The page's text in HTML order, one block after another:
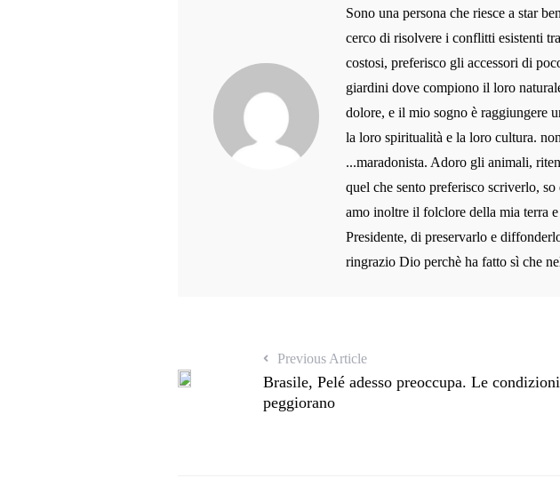
Sono una persona che riesce a star
cerco di risolvere i conflitti esistenti
costosi, preferisco gli accessori di
giardini dove compiono il loro
dolore, e il mio sogno è raggiungere
la loro spiritualità e la loro cultura.
...maradonista. Adoro gli animali,
quel che sento preferisco scriverlo,
amo inoltre il folclore della mia terra
Presidente, di preservarlo e
ringrazio Dio perchè ha fatto sì che
Previous Article
Brasile, Pelé adesso preoccupa. Le condizioni
peggiorano